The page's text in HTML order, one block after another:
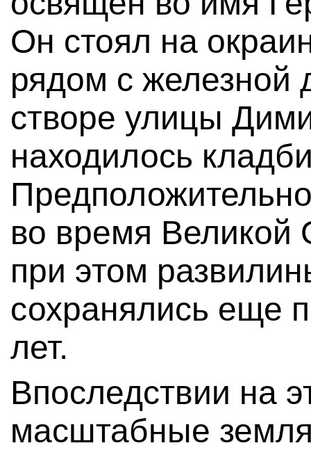
Он стоял на
рядом с железной
створе улицы
находилось
во время Великой
при этом
сохранялись еще
лет.
Впоследствии на
масштабные